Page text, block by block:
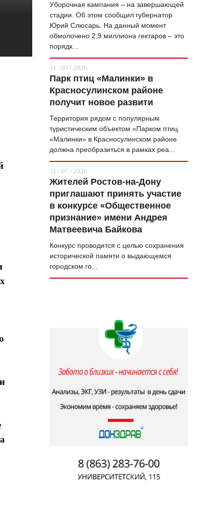
ЖУРНАЛ
Уборочная кампания – на завершающей
стадии. Об этом сообщил губернатор
Юрий Слюсарь. На данный момент
обмолочено 2,9 миллиона гектаров – это
порядк...
31 / 07 / 2026
Парк птиц «Малинки» в
Красносулинском районе
получит новое развити
Территория рядом с популярным
туристическим объектом «Парком птиц
«Малинки» в Красносулинском районе
должна преобразиться в рамках реа...
31 / 07 / 2026
Жителей Ростов-на-Дону
приглашают принять участие
в конкурсе «Общественное
признание» имени Андрея
Матвеевича Байкова
Конкурс проводится с целью сохранения
исторической памяти о выдающемся
городском го...